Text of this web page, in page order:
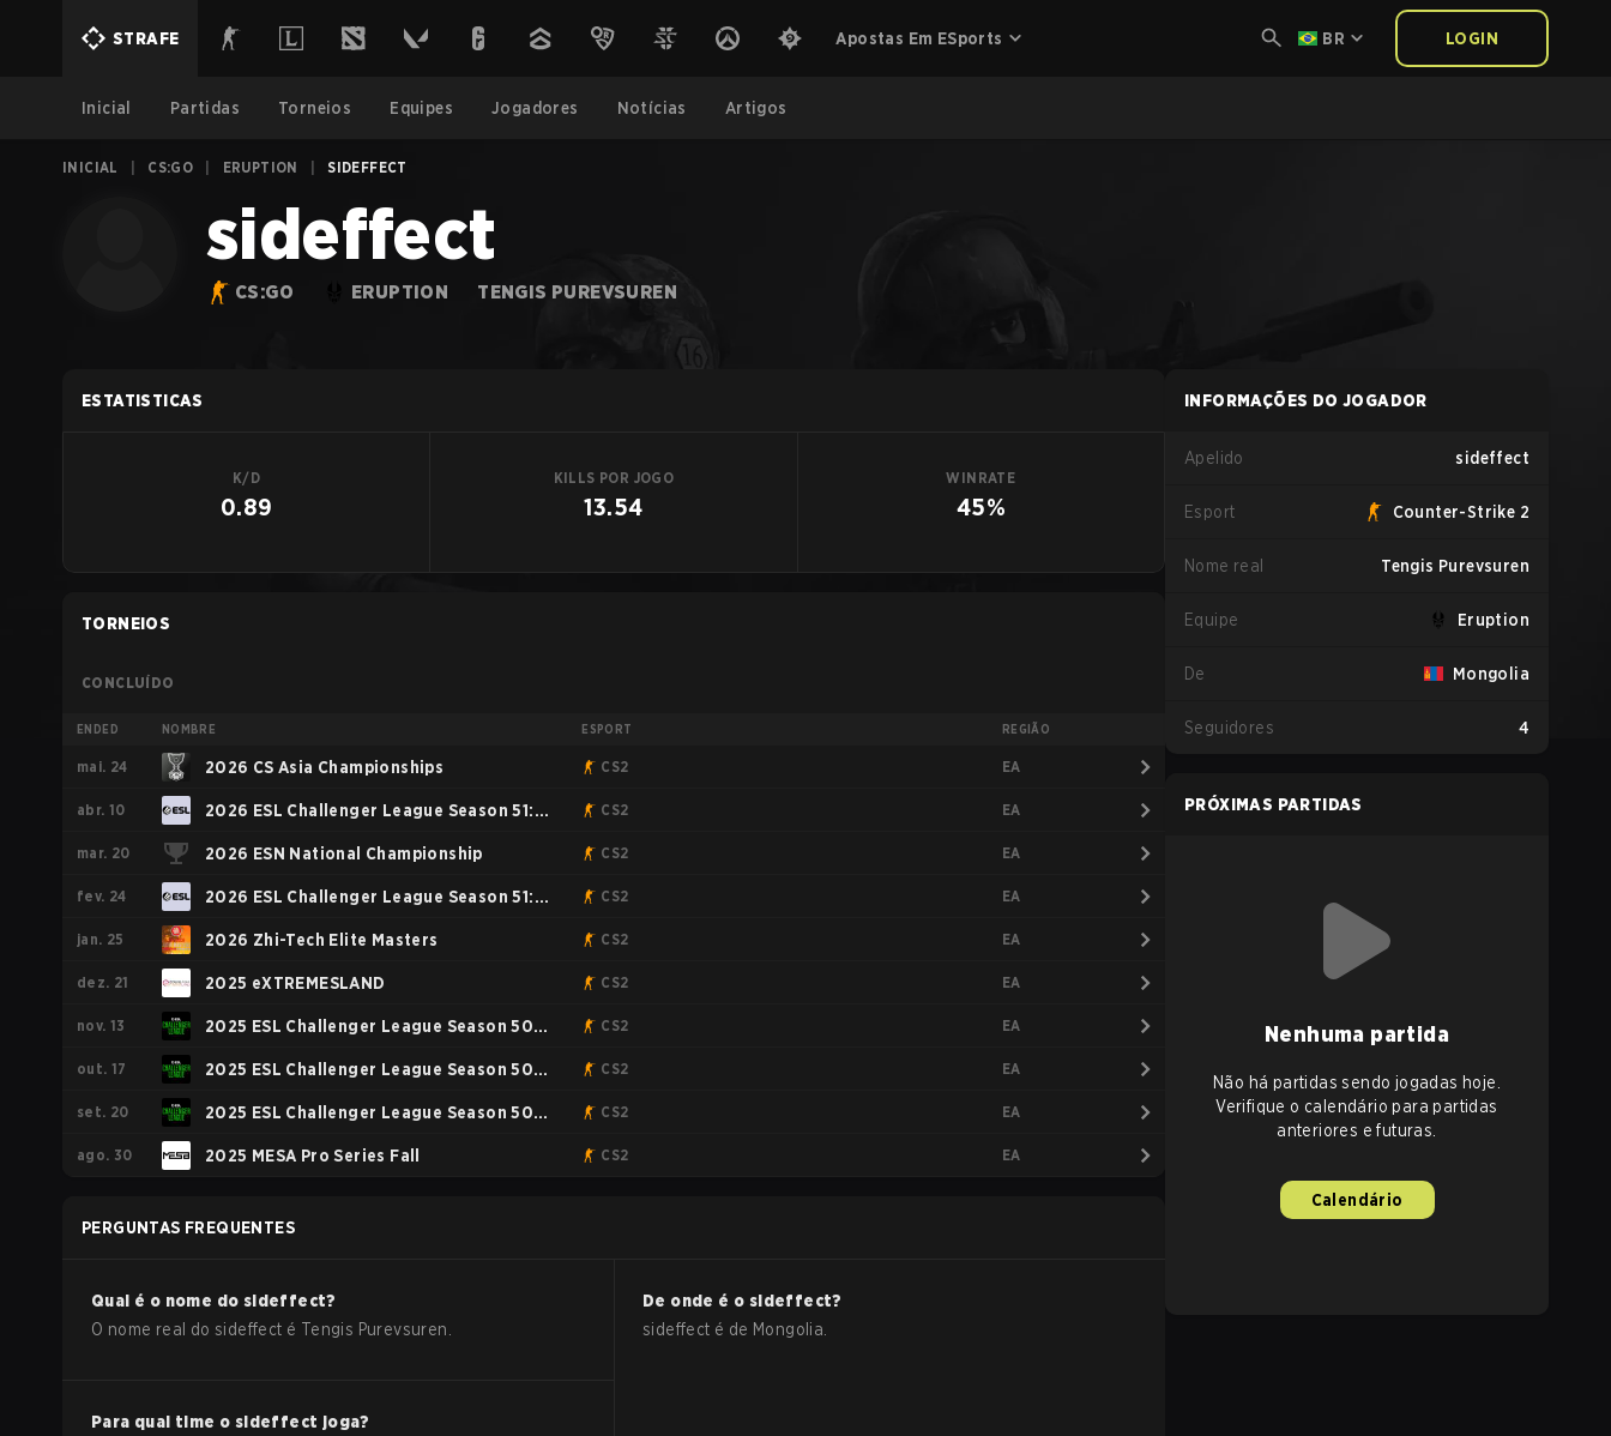
STRAFE Apostas Em ESports BR LOGIN
Inicial Partidas Torneios Equipes Jogadores Notícias Artigos
INICIAL CS:GO ERUPTION SIDEFFECT
sideffect
CS:GO ERUPTION TENGIS PUREVSUREN
ESTATISTICAS
K/D
0.89
KILLS POR JOGO
13.54
WINRATE
45%
TORNEIOS
CONCLUÍDO
ENDED NOMBRE ESPORT REGIÃO
mai. 24 2026 CS Asia Championships CS2 EA
abr. 10 2026 ESL Challenger League Season 51:
Asia-Pacific - Cup #3
CS2 EA
mar. 20 2026 ESN National Championship CS2 EA
fev. 24 2026 ESL Challenger League Season 51:
Asia-Pacific - Cup #1
CS2 EA
jan. 25 2026 Zhi-Tech Elite Masters CS2 EA
dez. 21 2025 eXTREMESLAND CS2 EA
nov. 13 2025 ESL Challenger League Season 50:
Asia - Cup #4
CS2 EA
out. 17 2025 ESL Challenger League Season 50:
Asia Cup #3
CS2 EA
set. 20 2025 ESL Challenger League Season 50:
Asia Cup #2
CS2 EA
ago. 30 2025 MESA Pro Series Fall CS2 EA
PERGUNTAS FREQUENTES
Qual é o nome do sideffect?
O nome real dosideffect é Tengis Purevsuren
De onde é o sideffect?
sideffect é de Mongolia
Para qual time o sideffect joga?
INFORMAÇÕES DO JOGADOR
Apelido sideffect
Esport Counter-Strike 2
Nome real Tengis Purevsuren
Equipe Eruption
De Mongolia
Seguidores 4
PRÓXIMAS PARTIDAS
Nenhuma partida
Não há partidas sendo jogadas hoje.
Verifique o calendário para partidas
anteriores e futuras.
Calendário